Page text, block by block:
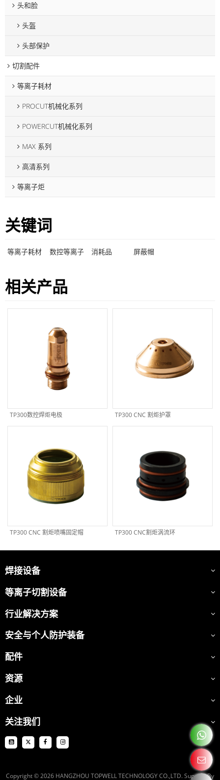
头和脸
头盔
头部保护
切割配件
等离子耗材
PROCUT机械化系列
POWERCUT机械化系列
MAX 系列
高清系列
等离子炬
关键词
等离子耗材 数控等离子 消耗品 屏蔽帽
相关产品
TP300数控焊炬电极 TP300 CNC 割炬护罩
TP300 CNC 割炬喷嘴固定帽 TP300 CNC割炬涡流环
焊接设备
等离子切割设备
行业解决方案
安全与个人防护装备
配件
资源
企业
关注我们
Copyright © 2026 HANGZHOU TOPWELL TECHNOLOGY CO.,LTD.Support By